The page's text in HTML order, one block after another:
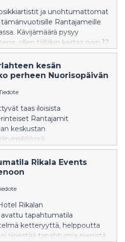
ja unohtumattomat
Rantajameille
Kävijämäärä pysyy
ollen tälläkin kertaa noin 12
palannut
rentona koko perheen
kesän
perheen Nuorisopäivän
taas iloisista
Rantajamit
keskustan
vakiinnuttanut paikkansa
tapahtumista läntisellä
vuonna artistikattaus ei petä,
Rikala Events
Rikalan
tapahtumatila
ketteryyttä, helppoutta
järjestää tapahtumia pienistä